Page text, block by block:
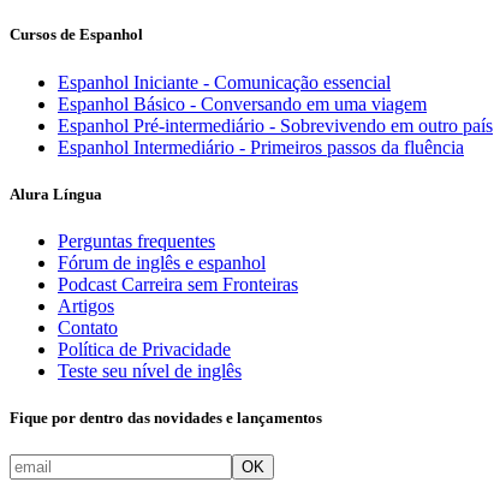
Cursos de Espanhol
Espanhol Iniciante - Comunicação essencial
Espanhol Básico - Conversando em uma viagem
Espanhol Pré-intermediário - Sobrevivendo em outro país
Espanhol Intermediário - Primeiros passos da fluência
Alura Língua
Perguntas frequentes
Fórum de inglês e espanhol
Podcast Carreira sem Fronteiras
Artigos
Contato
Política de Privacidade
Teste seu nível de inglês
Fique por dentro das novidades e lançamentos
OK